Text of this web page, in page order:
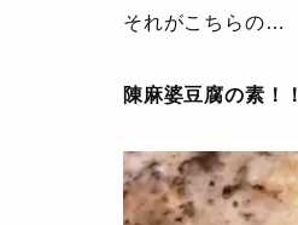
それがこちらの…
陳麻婆豆腐の素！！